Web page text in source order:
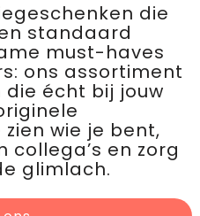
die
standaard
must-haves
ons assortiment
écht bij jouw
wie je bent,
en zorg
glimlach.